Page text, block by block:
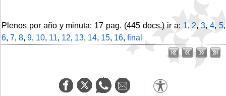
Plenos por año y minuta: 17 pag. (445 docs.) ir a: 1,2,3,4,5,
6, 7, 8, 9, 10, 11, 12, 13, 14, 15, 16, final